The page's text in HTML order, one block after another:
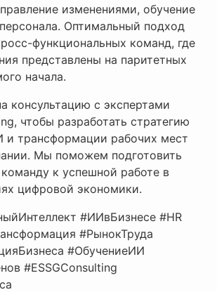
изменениями, обучение
Оптимальный подход
функциональных команд, где
представлены на паритетных
начала.
консультацию с экспертами
чтобы разработать стратегию
и трансформации рабочих мест
Мы поможем подготовить
к успешной работе в
цифровой экономики.
#ИИвБизнесе #HR
#РынокТруда
#ОбучениеИИ
#ESSGConsulting